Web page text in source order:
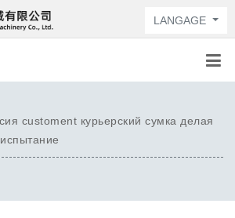
LANGAGE
customent курьерский сумка делая